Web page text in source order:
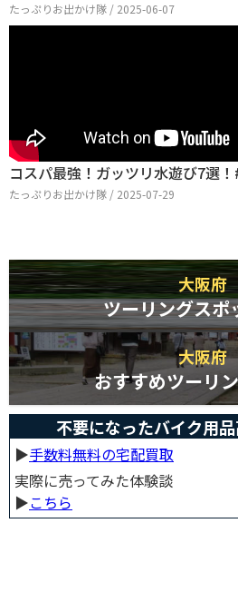
たっぷりお出かけ隊 / 2025-06-07
コスパ最強！ガッツリ水遊び7選
たっぷりお出かけ隊 / 2025-07-29
大阪府
ツーリングスポ
大阪府
おすすめツーリ
不要になったバイク用
▶︎手数料無料の宅配買取
実際に売ってみた体験談
▶︎こちら